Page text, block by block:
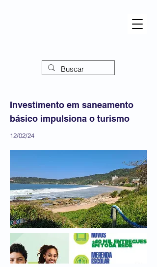
Investimento em saneamento
básico impulsiona o turismo
12/02/24